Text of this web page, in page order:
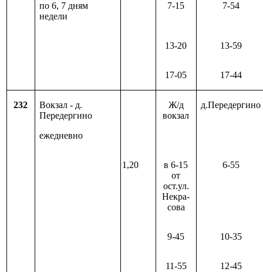
по 6, 7 дням
недели
7-15 7-54
13-20 13-59
17-05 17-44
232
Вокзал - д.
Передергино
ежедневно
Ж/д
вокзал
д.Передергино
1,20
в 6-15
от
ост.ул.
Некра-
сова
6-55
9-45 10-35
11-55 12-45